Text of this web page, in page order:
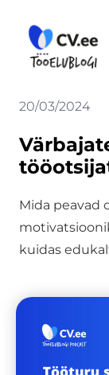
content
20/03/2024
Mida peavad
kuidas